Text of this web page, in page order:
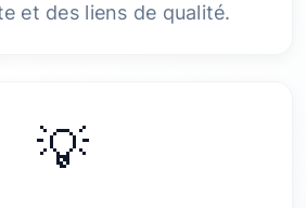
et des liens de qualité.
💡